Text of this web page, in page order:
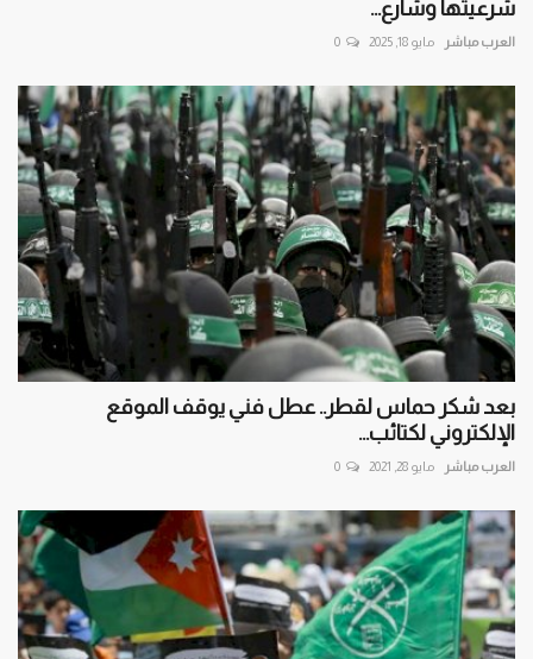
شرعيتها وشارع...
العرب مباشر مايو 18, 2025 0
بعد شكر حماس لقطر.. عطل فني يوقف الموقع
الإلكتروني لكتائب...
العرب مباشر مايو 28, 2021 0